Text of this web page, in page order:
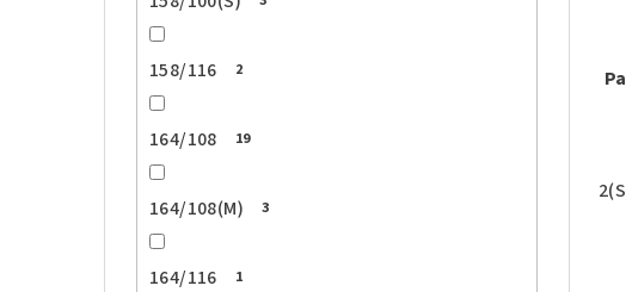
158/116 2
164/108 19
164/108(M) 3
164/116 1